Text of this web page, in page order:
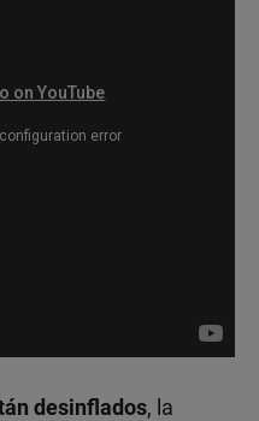
desinflados, la